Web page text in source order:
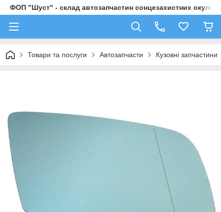
ФОП "Шуст" - склад автозапчастин сонцезахистних
Товари та послуги Автозапчасти Кузовні запчастини